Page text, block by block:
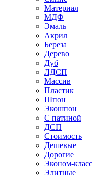
Материал
МДФ
Эмаль
Акрил
Береза
Дерево
Дуб
ЛДСП
Массив
Пластик
Шпон
Экошпон
С патиной
ДСП
Стоимость
Дешевые
Дорогие
Эконом-класс
Элитные